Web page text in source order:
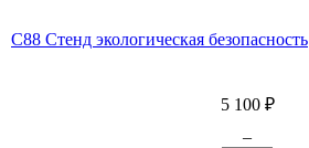
C88 Стенд экологическая безопасность
5 100 ₽
–